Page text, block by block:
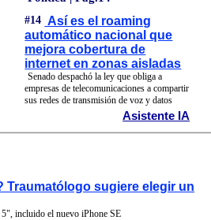
#14 Así es el roaming
automático nacional que
mejora cobertura de
internet en zonas aisladas
Senado despachó la ley que obliga a
empresas de telecomunicaciones a compartir
sus redes de transmisión de voz y datos
Asistente IA
Traumatólogo sugiere elegir un
5", incluido el nuevo iPhone SE